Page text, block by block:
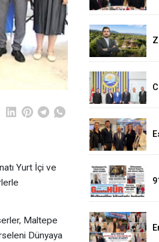
Yurt İçi ve
Maltepe
Dünyaya